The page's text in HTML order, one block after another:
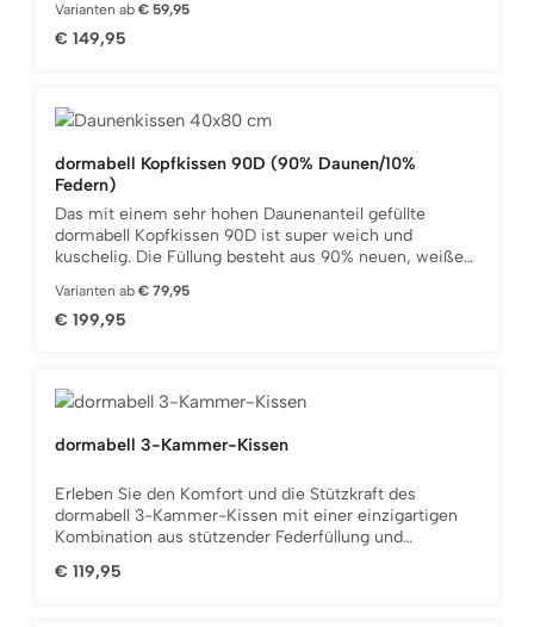
Gänsefedern. Unter strengster Kontrolle wird feinste
Ware ausgesuchter Gänsefarmen verarbeitet. Dies gibt
Kissen gelangen. Der Einsatz daunendichter Gewebe
ist eine weitere Qualitäts-Garantie des Kopfkissens.
80x80 cm erhältlich. Wählen Sie jetzt Ihre
Wunschgröße.
Varianten ab € 59,95
Regulärer Preis:
€ 149,95
dormabell Kopfkissen 90D (90% Daunen/10%
Federn)
Das mit einem sehr hohen Daunenanteil gefüllte
dormabell Kopfkissen 90D ist super weich und
kuschelig. Die Füllung besteht aus 90% neuen, weißen
Unter strengster Kontrolle wird feinste Ware
ausgesuchter Gänsefarmen verarbeitet. Dies gibt
Kissen gelangen. Der Einsatz daunendichter Gewebe
ist eine weitere Qualitäts-Garantie des Kopfkissens.
cm und 80x80 cm erhältlich. Wählen Sie jetzt Ihre
Varianten ab € 79,95
Regulärer Preis:
€ 199,95
dormabell 3-Kammer-Kissen
Erleben Sie den Komfort und die Stützkraft des
dormabell 3-Kammer-Kissen mit einer einzigartigen
Kombination aus stützender Federfüllung und
besteht aus drei funktionalen Kammern: Die innen im
Regulärer Preis:
€ 119,95